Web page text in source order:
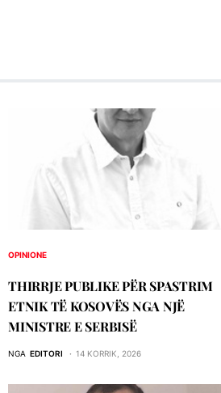
OPINIONE
THIRRJE PUBLIKE PËR SPASTRIM
ETNIK TË KOSOVËS NGA NJË
MINISTRE E SERBISË
NGA EDITORI 14 KORRIK, 2026